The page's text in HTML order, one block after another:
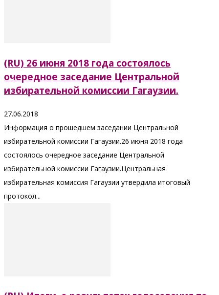
(RU) 26 июня 2018 года состоялось
очередное заседание Центральной
избирательной комиссии Гагаузии.
27.06.2018
Информация о прошедшем заседании Центральной
избирательной комиссии Гагаузии.26 июня 2018 года
состоялось очередное заседание Центральной
избирательной комиссии Гагаузии.Центральная
избирательная комиссия Гагаузии утвердила итоговый
протокол...